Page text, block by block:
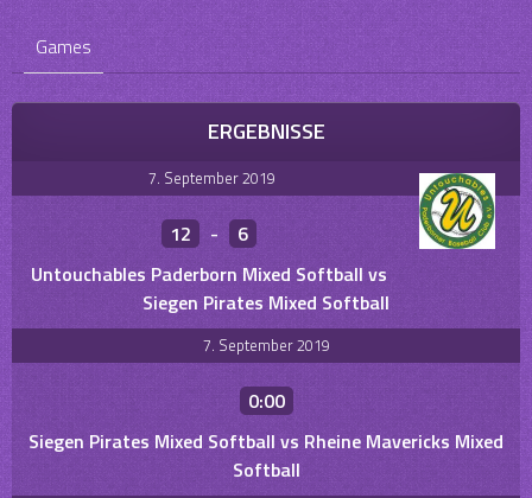
Games
ERGEBNISSE
7. September 2019
12 -
6
Untouchables Paderborn Mixed Softball vs
Siegen Pirates Mixed Softball
7. September 2019
0:00
Siegen Pirates Mixed Softball vs Rheine Mavericks Mixed
Softball